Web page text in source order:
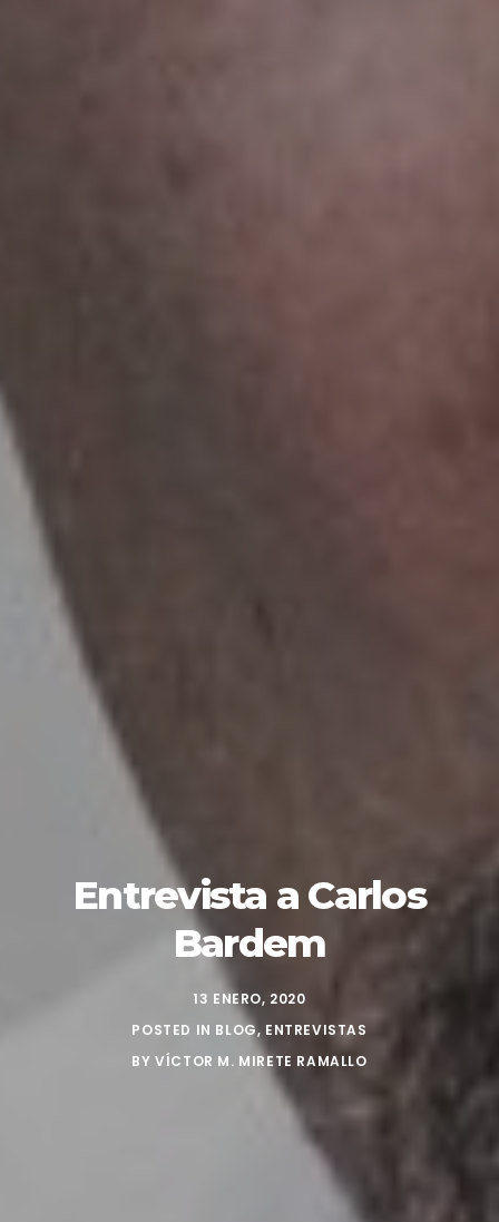
Entrevista a Carlos
Bardem
13 ENERO, 2020
POSTED IN BLOG, ENTREVISTAS
BYVÍCTOR M. MIRETE RAMALLO